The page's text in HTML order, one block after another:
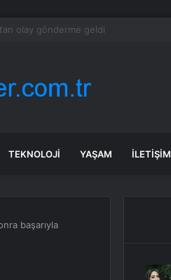
saldırının görüntüleri ortaya çıktı
TEKNOLOJI YAŞAM İLETIŞIM
başarıyla